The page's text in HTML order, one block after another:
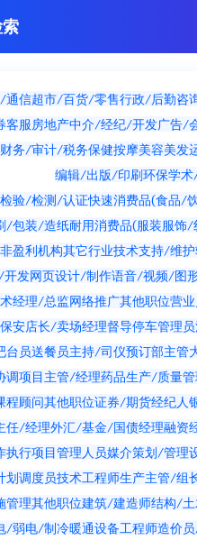
通信超市/百货/零售行政/后勤咨
客服房地产中介/经纪/开发广告/
财务/审计/税务保健按摩美容美发
编辑/出版/印刷环保学
检验/检测/认证快速消费品(食品/
/包装/造纸耐用消费品(服装服
盈利机构其它行业技术支持/维护
开发网页设计/制作语音/视频/图
经理/总监网络推广其他职位营
保安店长/卖场经理督导停车管理员
台员送餐员主持/司仪预订部主管
调项目主管/经理药品生产/质量
程顾问其他职位证券/期货经纪人
任/经理外汇/基金/国债经理融资
执行项目管理人员媒介策划/管理
划调度员技术工程师生产主管/组
管理其他职位建筑/建造师结构/土
/弱电/制冷暖通设备工程师造价